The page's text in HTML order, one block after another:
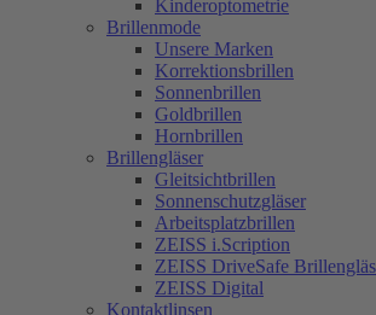
Kinderoptometrie
Brillenmode
Unsere Marken
Korrektionsbrillen
Sonnenbrillen
Goldbrillen
Hornbrillen
Brillengläser
Gleitsichtbrillen
Sonnenschutzgläser
Arbeitsplatzbrillen
ZEISS i.Scription
ZEISS DriveSafe
ZEISS Digital
Kontaktlinsen